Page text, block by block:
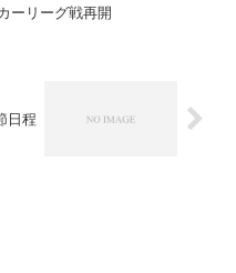
ーリーグ戦再開
日程